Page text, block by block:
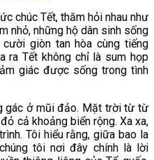
chúc Tết, thăm hỏi nhau như
nhỏ, những hộ dân sinh sống
giòn tan hòa cùng tiếng
ra Tết không chỉ là sum họp
giác được sống trong tình
gác ở mũi đảo. Mặt trời từ từ
cả khoảng biển rộng. Xa xa,
Tôi hiểu rằng, giữa bao la
tôi nơi đây chính là lời